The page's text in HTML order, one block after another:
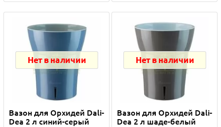
Нет в наличии
Вазон для Орхидей Dali-
Dea 2 л синий-серый
Нет в наличии
Вазон для Орхидей Dali-
Dea 2 л шаде-белый